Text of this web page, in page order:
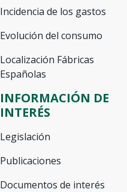
Incidencia de los gastos
Evolución del consumo
Localización Fábricas
Españolas
INFORMACIÓN DE
INTERÉS
Legislación
Publicaciones
Documentos de interés